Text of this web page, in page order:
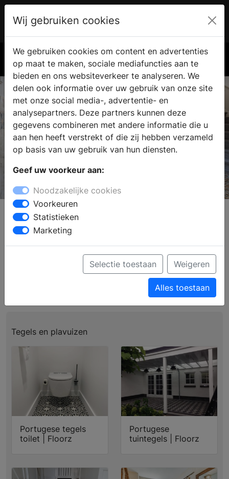
€ 0.00
Floorz
Profiel
Verkooppunten Brochure aanvragen
Ga naar de website
Tegels en plavuizen
Portugese tegels
toilet | Floorz
Portugese
tuintegels | Floorz
Wij gebruiken cookies
We gebruiken cookies om content en advertenties
op maat te maken, sociale mediafuncties aan te
bieden en ons websiteverkeer te analyseren. We
delen ook informatie over uw gebruik van onze site
met onze social media-, advertentie- en
analysepartners. Deze partners kunnen deze
gegevens combineren met andere informatie die u
aan hen heeft verstrekt of die zij hebben verzameld
op basis van uw gebruik van hun diensten.
Geef uw voorkeur aan:
Noodzakelijke cookies
Voorkeuren
Statistieken
Marketing
Selectie toestaan Weigeren
Alles toestaan